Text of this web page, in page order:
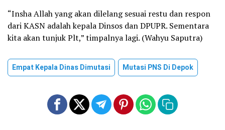
“Insha Allah yang akan dilelang sesuai restu dan respon
dari KASN adalah kepala Dinsos dan DPUPR. Sementara
kita akan tunjuk Plt,” timpalnya lagi. (Wahyu Saputra)
Empat Kepala Dinas Dimutasi Mutasi PNS Di Depok